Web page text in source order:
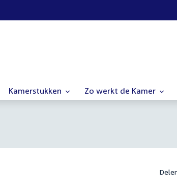
Kamerstukken Zo werkt de Kamer